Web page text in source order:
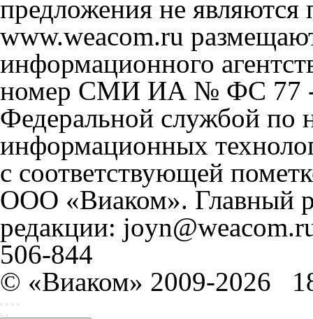
предложения не
www.weacom.ru
информационного
номер СМИ ИА № ФС 77 -
Федеральной службой по
информационных
с соответствующей
ООО «Виаком». Главный
редакции:
506-844
© «Виаком» 2009-2026